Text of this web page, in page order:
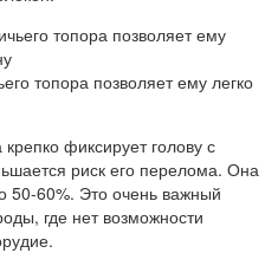
топора позволяет ему легко
фиксирует голову с
риск его перелома. Она
50-60%. Это очень важный
где нет возможности